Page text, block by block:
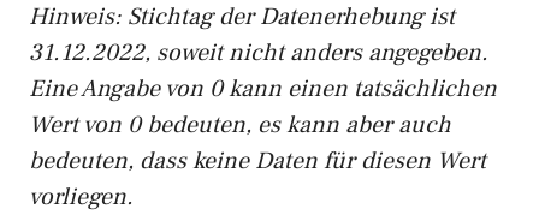
Hinweis: Stichtag der Datenerhebung ist
31.12.2022, soweit nicht anders angegeben.
Eine Angabe von 0 kann einen tatsächlichen
Wert von 0 bedeuten, es kann aber auch
bedeuten, dass keine Daten für diesen Wert
vorliegen.